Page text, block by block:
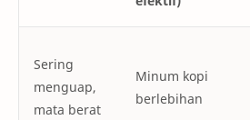
Sering
menguap,
mata berat
Minum kopi
berlebihan